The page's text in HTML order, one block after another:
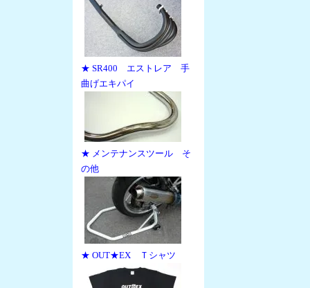
★ SR400 エストレア 手
曲げエキパイ
★ メンテナンスツール そ
の他
★ OUT★EX Ｔシャツ